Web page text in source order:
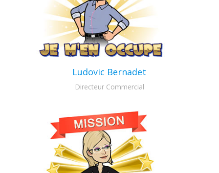
Ludovic Bernadet
Directeur Commercial